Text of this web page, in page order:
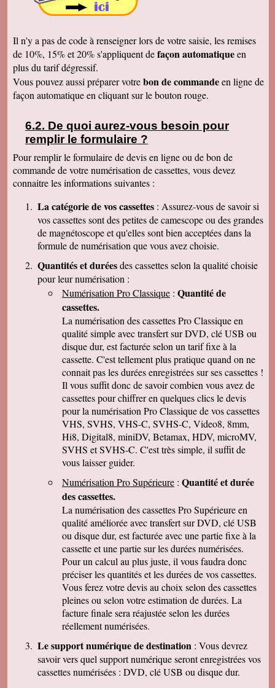
Véronique F.
Marc T.
J'ai reçu le DVD hier. Merci beaucoup, j'aurai
d'autres bandes à vous envoyer dont du super8.
Cordialement
François L.
10.10) et tous les fichiers se sont ouverts.
Merci pour le chèque de remboursement. Il est
clair que j'indiquerais vos coordonnées aux
cordialement
Nicolas B.
J ai bien recu le colis. Les cd sont impeccables.
Thierry P.
j'ai bien reçu les lots de dvd ! merci de votre
travail et de votre gentillesse ! cordialement
Patrick C.
J 'ai bien reçu le colis , je suis content de votre
travail, ma famille en métropole doit vous
envoyer le reste des cassettes. Cordialement
J-Claude L.
Bonjour, je voulait vous remercier sincérement
pour le travail que avez effectuer en restituant
les films de nos cassettes mini dv sur dvd.
Vôtre travail est excellent et vôtre sérieux est
irréprochable. Nous auront d'autre cassettes a
vous envoyer prochainement. Encore merci est
désoler de vous remercier avec autant de retard
... Bonne continuation
Caroline P.
Merci pour votre professionnalisme. vous etes
une bonne adresse et ne manquerais pas de
parler de vous . Encore merci
J-Pierre B.
Tout est OK, merci! Dans l'avenir, j'aurai sans
doute encore recours à vous pour le même
genre de travail. Cordialement
Félix F.
J'ai bien reçu votre colis et vous remercie d'
avoir effectué ce travail délicat . J'ai visionné
les disquettes et suis pour ma part satisfait , je
pense que mon fils sera très heureux de
retrouver de tels souvenirs. Merci beaucoup
pour la rapidité du traitement de ma commande,
Très cordialement.
Michel J.
Bonjour merci de votre professionalisme et
exactitude si l'occasion se présente de vous
faire connaître je le ferai avec plaisir.
Cordialement
Il n'y a pas de code à renseigner lors de votre saisie, les remises
de 10%, 15% et 20% s'appliquent defaçon automatiqueen
plus du tarif dégressif.
Vous pouvez aussi préparer votrebon de commandeen ligne de
façon automatique en cliquant sur le bouton rouge.
De quoi aurez-vous besoin pour
remplir le formulaire ?
Pour remplir le formulaire de devis en ligne ou de bon de
commande de votre numérisation de cassettes, vous devez
connaitre les informations suivantes :
La catégorie de vos cassettes : Assurez-vous de savoir si
vos cassettes sont des petites de camescope ou des grandes
de magnétoscope et qu'elles sont bien acceptées dans la
formule de numérisation que vous avez choisie.
Quantités et duréesdes cassettes selon la qualité choisie
pour leur numérisation :
Numérisation Pro Classique : Quantité de
cassettes.
La numérisation des cassettes Pro Classique en
qualité simple avec transfert sur DVD, clé USB ou
disque dur, est facturée selon un tarif fixe à la
cassette. C'est tellement plus pratique quand on ne
connait pas les durées enregistrées sur ses cassettes !
Il vous suffit donc de savoir combien vous avez de
cassettes pour chiffrer en quelques clics le devis
pour la numérisation Pro Classique de vos cassettes
VHS, SVHS, VHS-C, SVHS-C, Video8, 8mm,
Hi8, Digital8, miniDV, Betamax, HDV, microMV,
SVHS et SVHS-C. C'est très simple, il suffit de
vous laisser guider.
Numérisation Pro Supérieure : Quantité et durée
des cassettes.
La numérisation des cassettes Pro Supérieure en
qualité améliorée avec transfert sur DVD, clé USB
ou disque dur, est facturée avec une partie fixe à la
cassette et une partie sur les durées numérisées.
Pour un calcul au plus juste, il vous faudra donc
préciser les quantités et les durées de vos cassettes.
Vous ferez votre devis au choix selon des cassettes
pleines ou selon votre estimation de durées. La
facture finale sera réajustée selon les durées
réellement numérisées.
Le support numérique de destination : Vous devrez
savoir vers quel support numérique seront enregistrées vos
cassettes numérisées : DVD, clé USB ou disque dur.